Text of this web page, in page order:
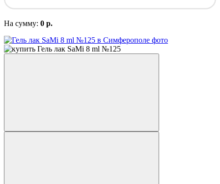
На сумму: 0 р.